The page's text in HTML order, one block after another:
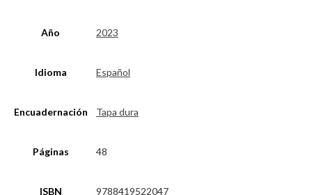
Año 2023
Idioma Español
Encuadernación Tapa dura
Páginas 48
ISBN 9788419522047